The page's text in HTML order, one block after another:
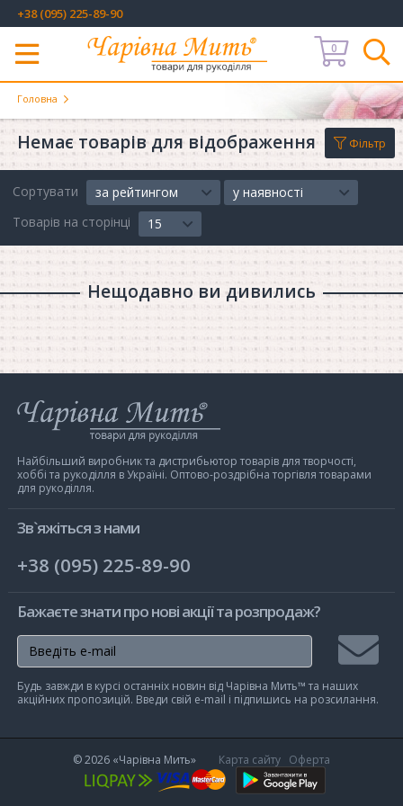
+38 (095) 225-89-90
Меню
0
Головна
Немає товарів для відображення
Сортувати за рейтингом
у наявності
Товарів на сторінці
15
Фільтр
Нещодавно ви дивились
Інтернет-
магазин
Мить
Найбільший виробник та дистрибьютор товарів для творчості,
хоббі та рукоділля в Україні. Оптово-роздрібна торгівля товарами
для рукоділля.
Зв`яжіться з нами
+38 (095) 225-89-90
Бажаєте знати про нові акції та розпродаж?
на
Будь завжди в курсі останніх новин від Чарівна Мить™ та наших
акційних пропозицій. Введи свій e-mail і підпишись на розсилання.
© 2026 «Чарівна Мить» Карта сайту Оферта